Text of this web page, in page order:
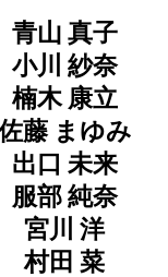
青山 真子
小川 紗奈
楠木 康立
藤 まゆみ
出口 未来
服部 純奈
宮川 洋
村田 菜